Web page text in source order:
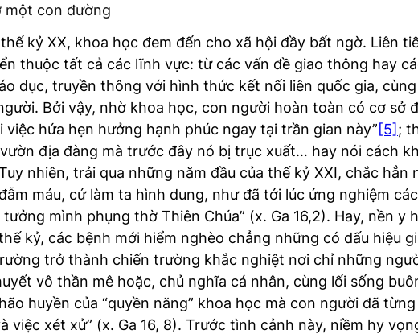
một con đường
kỷ XX, khoa học đem đến cho xã hội đầy bất ngờ. Liên
thuộc tất cả các lĩnh vực: từ các vấn đề giao thông hay
dục, truyền thông với hình thức kết nối liên quốc gia,
Bởi vậy, nhờ khoa học, con người hoàn toàn có cơ sở
hứa hẹn hưởng hạnh phúc ngay tại trần gian này”[5];
địa đàng mà trước đây nó bị trục xuất… hay nói cách
nhiên, trải qua những năm đầu của thế kỷ XXI, chắc
máu, cứ làm ta hình dung, như đã tới lúc ứng nghiệm
mình phụng thờ Thiên Chúa” (x. Ga 16,2). Hay, nền
kỷ, các bệnh mới hiểm nghèo chẳng những có dấu hiệu
trở thành chiến trường khắc nghiệt nơi chỉ những
vô thần mê hoặc, chủ nghĩa cá nhân, cùng lối sống
huyền của “quyền năng” khoa học mà con người đã
việc xét xử” (x. Ga 16, 8). Trước tình cảnh này, niềm hy